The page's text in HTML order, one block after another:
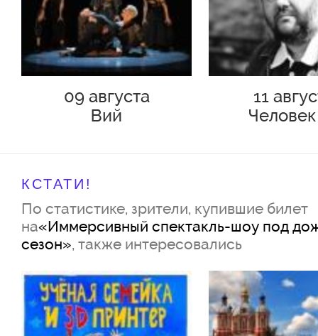
Владислав Кулыгин - в
Никита Мошков
Исключительно для женщин-
яркая, весёлая и
В шоу переплетены яркие
композиции с потрясающей
под проливным дождём на
всего спектакля.
Интерактивное общение с
09 августа
Вий
11
КСТАТИ!
По статистике, зрители, купившие билет
на«Иммерсивный спектакль-шоу под
сезон», также интересовались